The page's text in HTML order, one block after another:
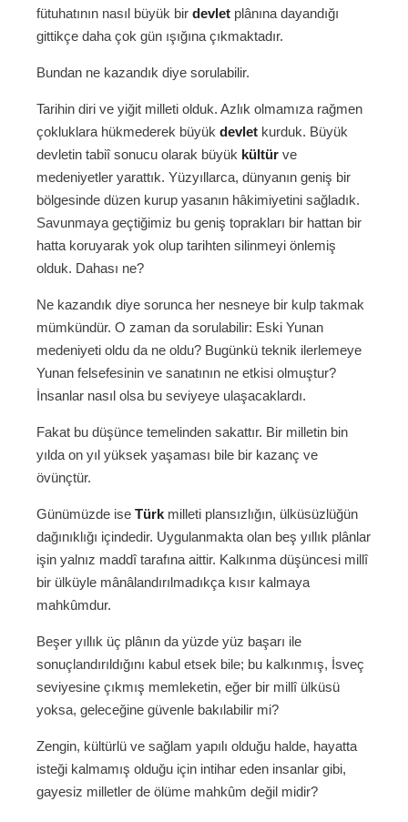
fütuhatının nasıl büyük bir devlet plânına dayandığı
gittikçe daha çok gün ışığına çıkmaktadır.
Bundan ne kazandık diye sorulabilir.
Tarihin diri ve yiğit milleti olduk. Azlık olmamıza rağmen
çokluklara hükmederek büyük devlet kurduk. Büyük
devletin tabiî sonucu olarak büyük kültür ve
medeniyetler yarattık. Yüzyıllarca, dünyanın geniş bir
bölgesinde düzen kurup yasanın hâkimiyetini sağladık.
Savunmaya geçtiğimiz bu geniş toprakları bir hattan bir
hatta koruyarak yok olup tarihten silinmeyi önlemiş
olduk. Dahası ne?
Ne kazandık diye sorunca her nesneye bir kulp takmak
mümkündür. O zaman da sorulabilir: Eski Yunan
medeniyeti oldu da ne oldu? Bugünkü teknik ilerlemeye
Yunan felsefesinin ve sanatının ne etkisi olmuştur?
İnsanlar nasıl olsa bu seviyeye ulaşacaklardı.
Fakat bu düşünce temelinden sakattır. Bir milletin bin
yılda on yıl yüksek yaşaması bile bir kazanç ve
övünçtür.
Günümüzde ise Türk milleti plansızlığın, ülküsüzlüğün
dağınıklığı içindedir. Uygulanmakta olan beş yıllık plânlar
işin yalnız maddî tarafına aittir. Kalkınma düşüncesi millî
bir ülküyle mânâlandırılmadıkça kısır kalmaya
mahkûmdur.
Beşer yıllık üç plânın da yüzde yüz başarı ile
sonuçlandırıldığını kabul etsek bile; bu kalkınmış, İsveç
seviyesine çıkmış memleketin, eğer bir millî ülküsü
yoksa, geleceğine güvenle bakılabilir mi?
Zengin, kültürlü ve sağlam yapılı olduğu halde, hayatta
isteği kalmamış olduğu için intihar eden insanlar gibi,
gayesiz milletler de ölüme mahkûm değil midir?